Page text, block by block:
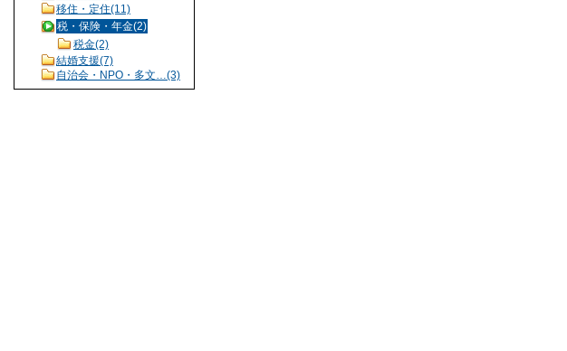
移住・定住(11)
税・保険・年金(2)
税金(2)
結婚支援(7)
自治会・NPO・多文…(3)